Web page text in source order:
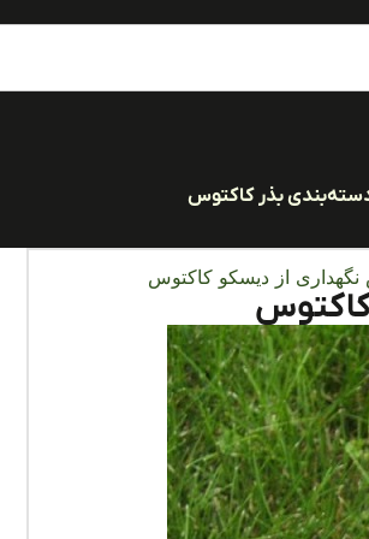
بذر کاکتوس
از دیسکو کاکتوس